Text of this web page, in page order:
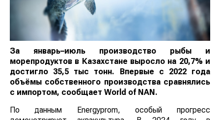
За январь–июль производство рыбы и
морепродуктов в Казахстане выросло на 20,7% и
достигло 35,5 тыс тонн. Впервые с 2022 года
объёмы собственного производства сравнялись
с импортом, сообщает World of NAN .
По данным Еnergyprom, особый прогресс